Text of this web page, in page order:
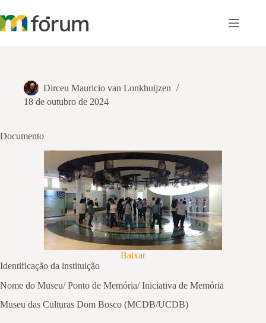
para
o
Dirceu Mauricio van Lonkhuijzen
18 de outubro de 2024
Documento
Baixar
Identificação da instituição
Nome do Museu/ Ponto de Memória/ Iniciativa de Memória
Museu das Culturas Dom Bosco (MCDB/UCDB)